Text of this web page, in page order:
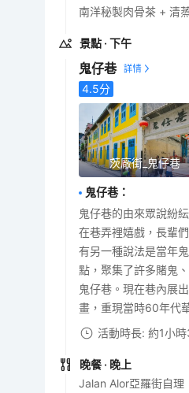
南洋秘製肉骨茶 + 清
景點 · 下午
鬼仔巷
4.5分
茨廠街_鬼仔巷
鬼仔巷 ：
鬼仔巷的由來眾說紛
在巷弄裡嬉戲，長輩
有另一種說法是當年
點，聚集了許多賭鬼
鬼仔巷。現在巷內展
畫，重現當時60年代
活動時長: 約1小
晚餐 · 晚上
Jalan Alor亞羅街自理